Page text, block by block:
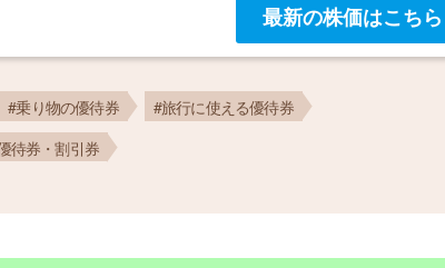
最新の株価はこちら
#乗り物の優待券
#旅行に使える優待券
待券・割引券